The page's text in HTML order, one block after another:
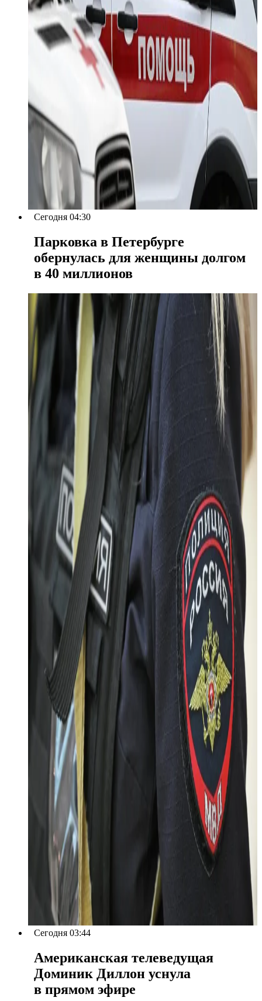
Сегодня 04:30
Парковка в Петербурге
обернулась для женщины долгом
в 40 миллионов
Сегодня 03:44
Американская телеведущая
Доминик Диллон уснула
в прямом эфире